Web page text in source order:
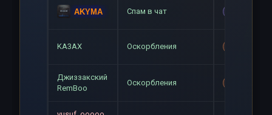
AKYMA Спам в чат
KA3AX Оскорбления
Джиззакский
RemBoo
Оскорбления